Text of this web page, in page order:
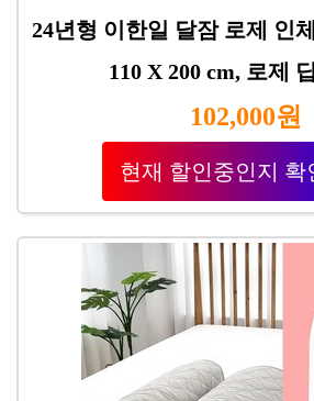
24년형 이한일 달잠 로제 인
110 X 200 cm, 로제
102,000원
현재 할인중인지 확